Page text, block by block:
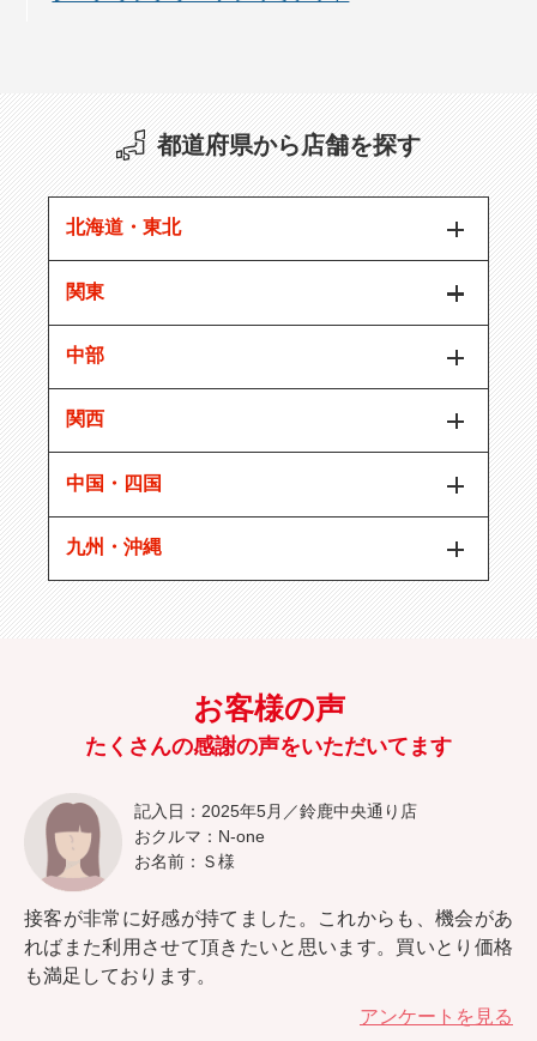
都道府県から店舗を探す
北海道・東北
関東
中部
関西
中国・四国
九州・沖縄
お客様の声
たくさんの感謝の声をいただいてます
記入日：2025年5月／鈴鹿中央通り店
おクルマ：N-one
お名前：Ｓ様
接客が非常に好感が持てました。これからも、機会があ
ればまた利用させて頂きたいと思います。 買いとり価格
も満足しております。
アンケートを見る